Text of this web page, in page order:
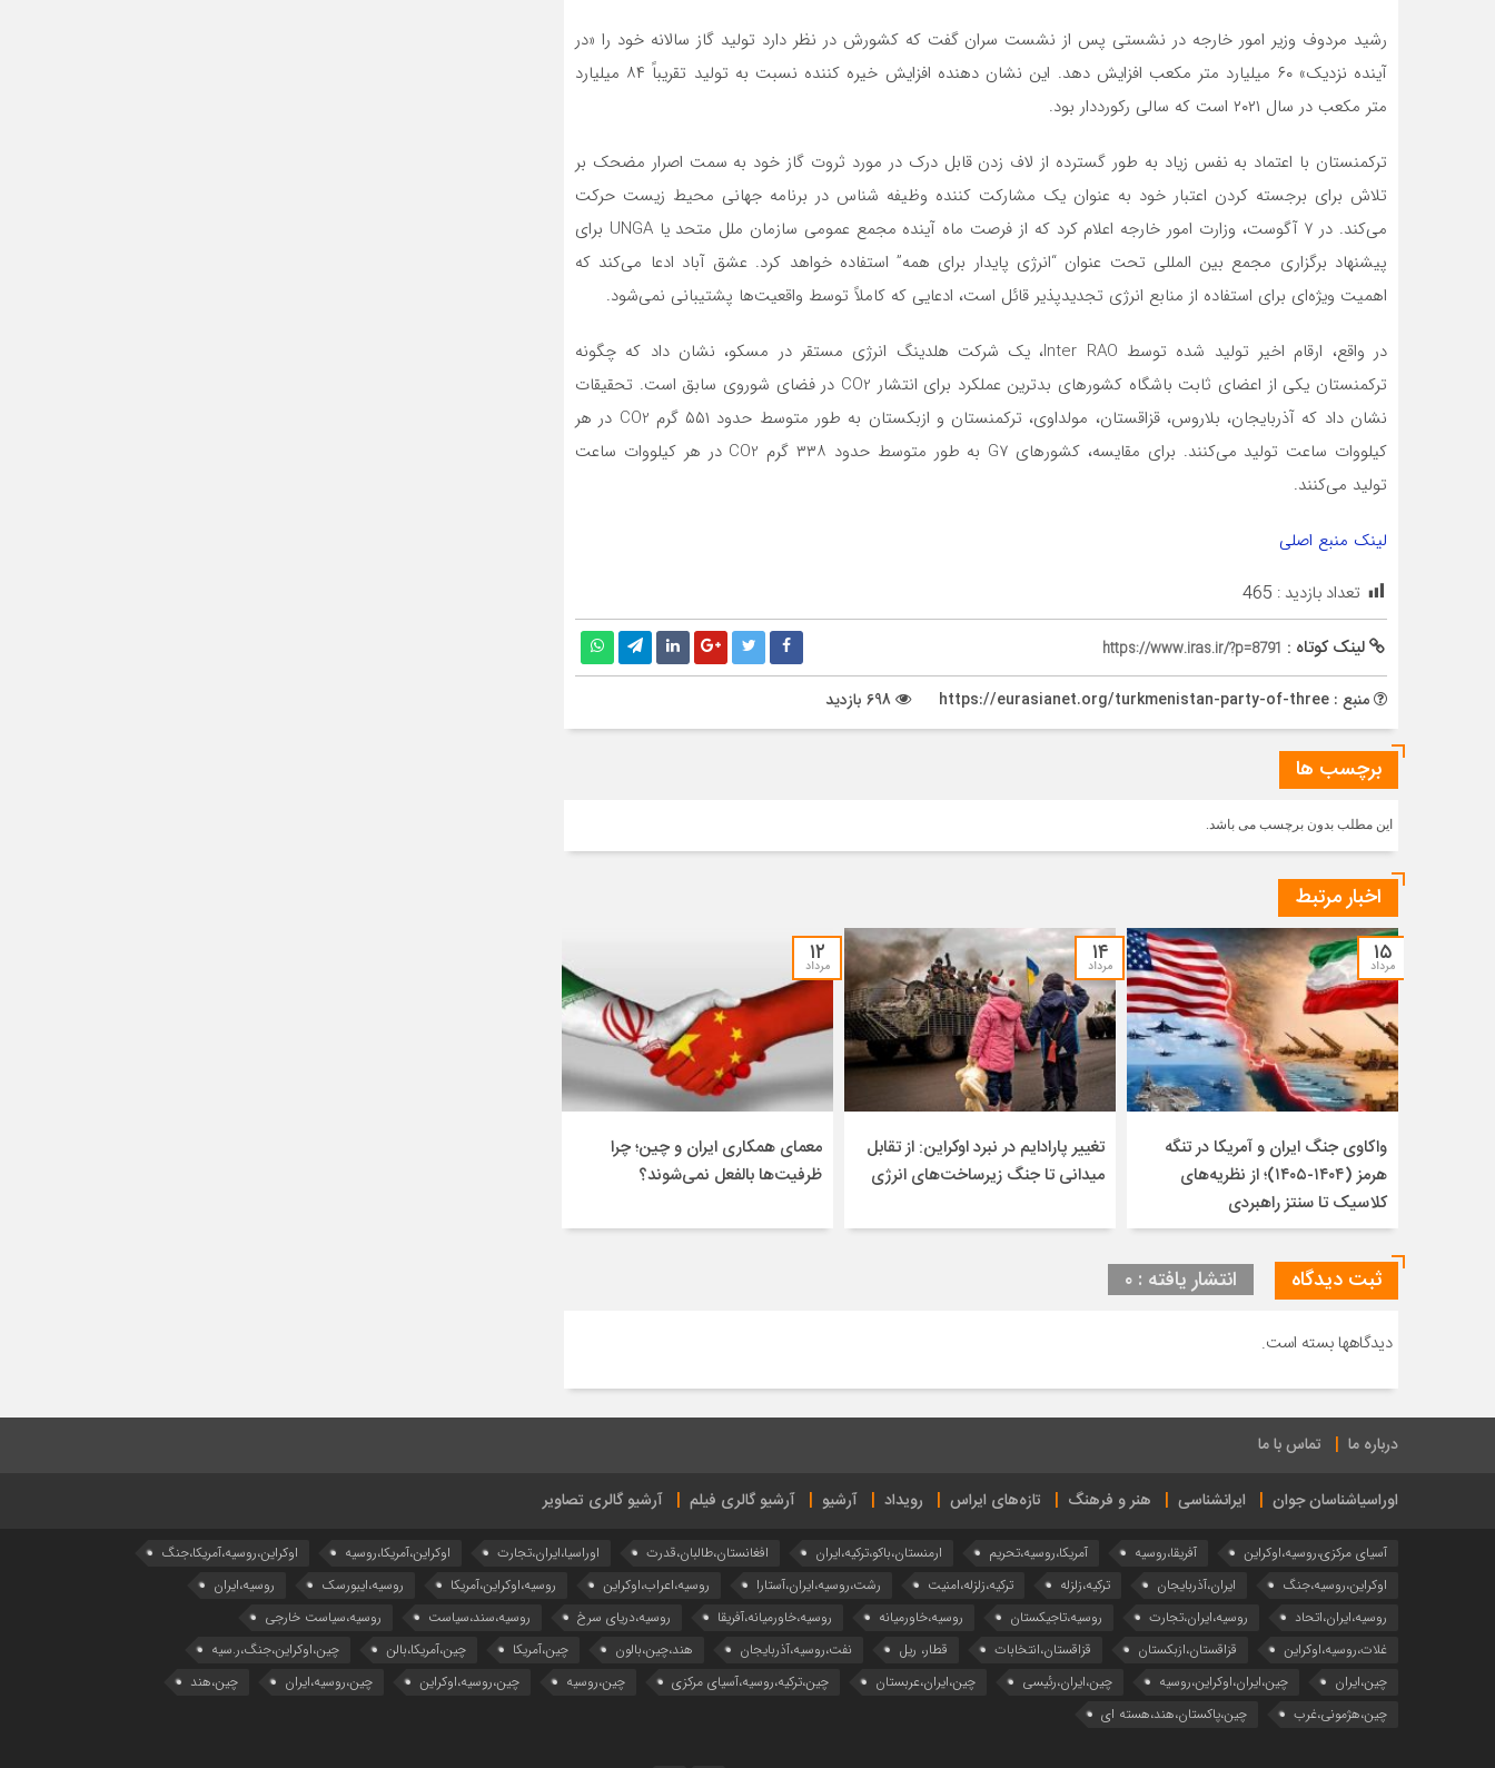
رشید مردوف وزیر امور خارجه در نشستی پس از نشست سران گفت که کشورش در نظر دارد تولید گاز سالانه خود را «در
آینده نزدیک» ۶۰ میلیارد متر مکعب افزایش دهد. این نشان دهنده افزایش خیره کننده نسبت به تولید تقریباً ۸۴ میلیارد
متر مکعب در سال ۲۰۲۱ است که سالی رکورددار بود.
ترکمنستان با اعتماد به نفس زیاد به طور گسترده از لاف زدن قابل درک در مورد ثروت گاز خود به سمت اصرار مضحک بر
تلاش برای برجسته کردن اعتبار خود به عنوان یک مشارکت کننده وظیفه شناس در برنامه جهانی محیط زیست حرکت
می‌کند. در ۷ آگوست، وزارت امور خارجه اعلام کرد که از فرصت ماه آینده مجمع عمومی سازمان ملل متحد یا UNGA برای
پیشنهاد برگزاری مجمع بین المللی تحت عنوان “انرژی پایدار برای همه” استفاده خواهد کرد. عشق آباد ادعا‌ می‌کند که
اهمیت ویژه‌ای برای استفاده از منابع انرژی تجدیدپذیر قائل است، ادعایی که کاملاً توسط واقعیت‌ها پشتیبانی نمی‌شود.
در واقع، ارقام اخیر تولید شده توسط Inter RAO، یک شرکت هلدینگ انرژی مستقر در مسکو، نشان داد که چگونه
ترکمنستان یکی از اعضای ثابت باشگاه کشورهای بدترین عملکرد برای انتشار CO2 در فضای شوروی سابق است. تحقیقات
نشان داد که آذربایجان، بلاروس، قزاقستان، مولداوی، ترکمنستان و ازبکستان به طور متوسط حدود ۵۵۱ گرم CO2 در هر
کیلووات ساعت تولید‌ می‌کنند. برای مقایسه، کشورهای G7 به طور متوسط حدود ۳۳۸ گرم CO2 در هر کیلووات ساعت
تولید‌ می‌کنند.
لینک منبع اصلی
تعداد بازدید : 465
لینک کوتاه : https://www.iras.ir/?p=8791
منبع : https://eurasianet.org/turkmenistan-party-of-three
برچسب ها
این مطلب بدون برچسب می باشد.
اخبار مرتبط
۱۵
مرداد
واکاوی جنگ ایران و آمریکا در تنگه
هرمز (۱۴۰۴-۱۴۰۵)؛ از نظریه‌های
کلاسیک تا سنتز راهبردی
۱۴
مرداد
تغییر پارادایم در نبرد اوکراین: از تقابل
میدانی تا جنگ زیرساخت‌های انرژی
۱۲
مرداد
معمای همکاری ایران و چین؛ چرا
ظرفیت‌ها بالفعل نمی‌شوند؟
ثبت دیدگاه انتشار یافته : ۰
دیدگاهها بسته است.
درباره ما تماس با ما
اوراسیاشناسان جوان ایرانشناسی هنر و فرهنگ تازه‌های ایراس رویداد آرشیو آرشیو گالری فیلم آرشیو گالری تصاویر
آسیای مرکزی،روسیه،اوکراین آفریقا،روسیه آمریکا،روسیه،تحریم ارمنستان،باکو،ترکیه،ایران افغانستان،طالبان،قدرت اوراسیا،ایران،تجارت اوکراین،آمریکا،روسیه
اوکراین،روسیه،آمریکا،جنگ
اوکراین،روسیه،جنگ
ایران،آذربایجان ترکیه،زلزله ترکیه،زلزله،امنیت رشت،روسیه،ایران،آستارا روسیه،اعراب،اوکراین روسیه،اوکراین،آمریکا روسیه،ایبورسک
روسیه،ایران
روسیه،ایران،اتحاد
روسیه،ایران،تجارت روسیه،تاجیکستان روسیه،خاورمیانه روسیه،خاورمیانه،آفریقا روسیه،دریای سرخ روسیه،سند،سیاست
روسیه،سیاست خارجی
غلات،روسیه،اوکراین
قزاقستان،ازبکستان قزاقستان،انتخابات قطار، ریل نفت،روسیه،آذربایجان هند،چین،بالون چین،آمریکا چین،آمریکا،بالن
چین،اوکراین،جنگ،ر.سیه
چین،ایران
چین،ایران،اوکراین،روسیه چین،ایران،رئیسی چین،ایران،عربستان چین،ترکیه،روسیه،آسیای مرکزی چین،روسیه چین،روسیه،اوکراین چین،روسیه،ایران
چین،هند
چین،هژمونی،غرب
چین،پاکستان،هند،هسته ای